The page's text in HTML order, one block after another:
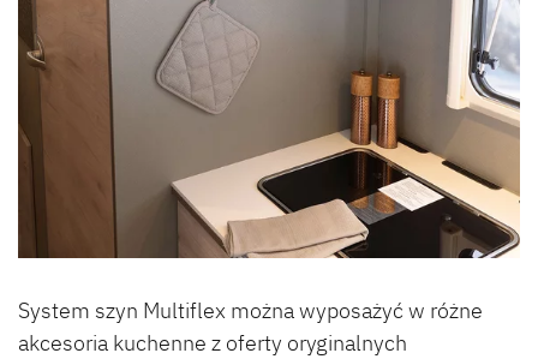
System szyn Multiflex można wyposażyć w różne
akcesoria kuchenne z oferty oryginalnych